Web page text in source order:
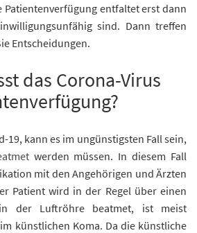
Patientenverfügung entfaltet erst dann
sind. Dann treffen
Entscheidungen.
das Corona-Virus
19, kann es im ungünstigsten Fall sein,
werden müssen. In diesem Fall
mit den Angehörigen und Ärzten
Patient wird in der Regel über einen
in der Luftröhre beatmet, ist meist
künstlichen Koma. Da die künstliche